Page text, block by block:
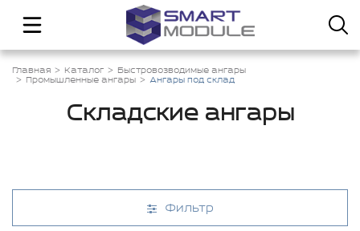
Главная Каталог
Быстровозводимые ангары
Промышленные ангары
Ангары под склад
Складские ангары
Фильтр